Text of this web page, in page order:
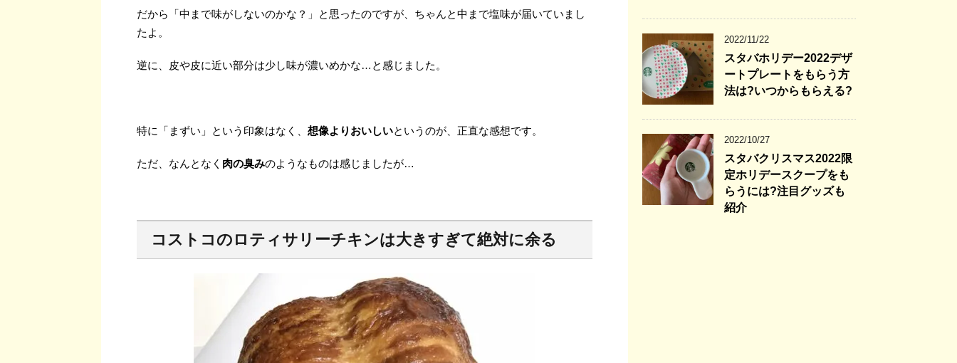
だから「中まで味がしないのかな？」と思ったのですが、ちゃんと中まで塩味が届いていまし
たよ。
逆に、皮や皮に近い部分は少し味が濃いめかな…と感じました。
特に「まずい」という印象はなく、 想像よりおいしいというのが、正直な感想です。
ただ、なんとなく 肉の臭みのようなものは感じましたが…
コストコのロティサリーチキンは大きすぎて絶対に余る
2022/11/22
スタバホリデー2022デザ
ートプレートをもらう方
法は?いつからもらえる?
2022/10/27
スタバクリスマス2022限
定ホリデースクープをも
らうには?注目グッズも
紹介